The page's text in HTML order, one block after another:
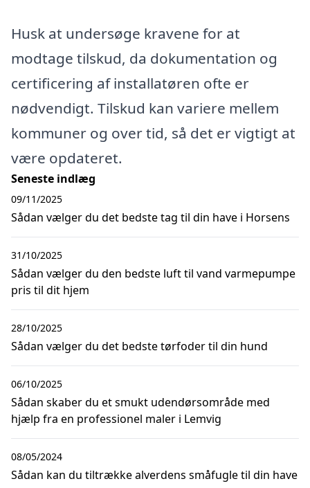
Husk at undersøge kravene for at
modtage tilskud, da dokumentation og
certificering af installatøren ofte er
nødvendigt. Tilskud kan variere mellem
kommuner og over tid, så det er vigtigt at
være opdateret.
Seneste indlæg
Sådan vælger du det bedste tag til din have i Horsens
09/11/2025
Sådan vælger du den bedste luft til vand varmepumpe
pris til dit hjem
31/10/2025
Sådan vælger du det bedste tørfoder til din hund
28/10/2025
Sådan skaber du et smukt udendørsområde med
hjælp fra en professionel maler i Lemvig
06/10/2025
Sådan kan du tiltrække alverdens småfugle til din have
08/05/2024